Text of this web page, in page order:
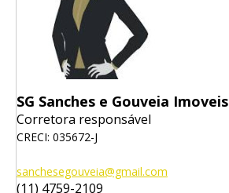
SG Sanches e Gouveia Imoveis
Corretora responsável
CRECI: 035672-J
sanchesegouveia@gmail.com
(11) 4759-2109